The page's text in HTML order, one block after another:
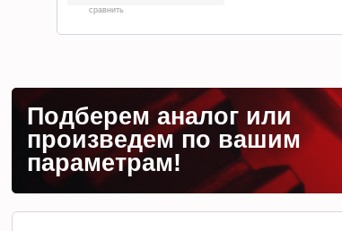
сравнить
Подберем аналог или
произведем по вашим
параметрам!